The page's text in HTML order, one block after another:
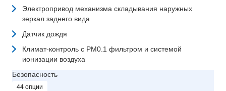
Электропривод механизма складывания наружных
зеркал заднего вида
Датчик дождя
Климат-контроль с PM0.1 фильтром и системой
ионизации воздуха
Безопасность
44 опции